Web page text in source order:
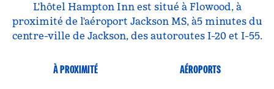
L'hôtel Hampton Inn est situé à Flowood, à
proximité de l'aéroport Jackson MS, à5 minutes du
centre-ville de Jackson, des autoroutes I-20 et I-55.
À PROXIMITÉ AÉROPORTS